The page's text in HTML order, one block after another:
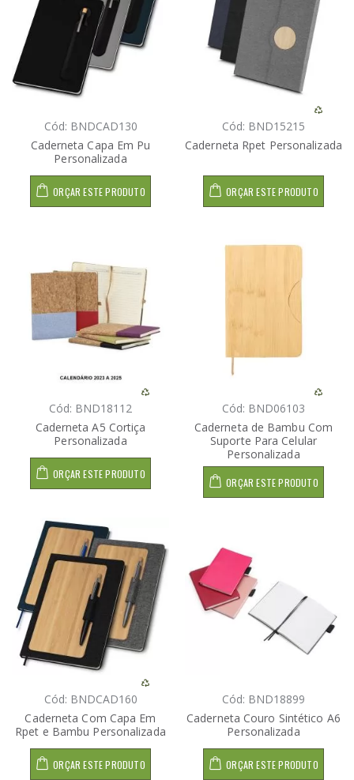
Cód: BNDCAD130
Caderneta Capa Em Pu
Personalizada
ORÇAR ESTE PRODUTO
Cód: BND15215
Caderneta Rpet Personalizada
ORÇAR ESTE PRODUTO
Cód: BND18112
Caderneta A5 Cortiça
Personalizada
ORÇAR ESTE PRODUTO
Cód: BND06103
Caderneta de Bambu Com
Suporte Para Celular
Personalizada
ORÇAR ESTE PRODUTO
Cód: BNDCAD160
Caderneta Com Capa Em
Rpet e Bambu Personalizada
ORÇAR ESTE PRODUTO
Cód: BND18899
Caderneta Couro Sintético A6
Personalizada
ORÇAR ESTE PRODUTO